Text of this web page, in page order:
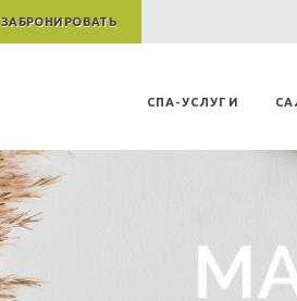
ЗАБРОНИРОВАТЬ
СПА-УСЛУГИ